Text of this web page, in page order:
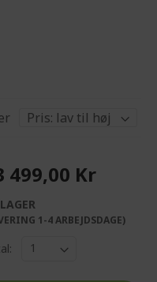
499,00 Kr
1-4 ARBEJDSDAGE)